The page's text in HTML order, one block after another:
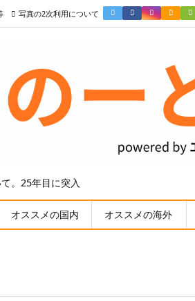
。25年目に突入
オススメの国内 オススメの海外
写真の2次利用について 